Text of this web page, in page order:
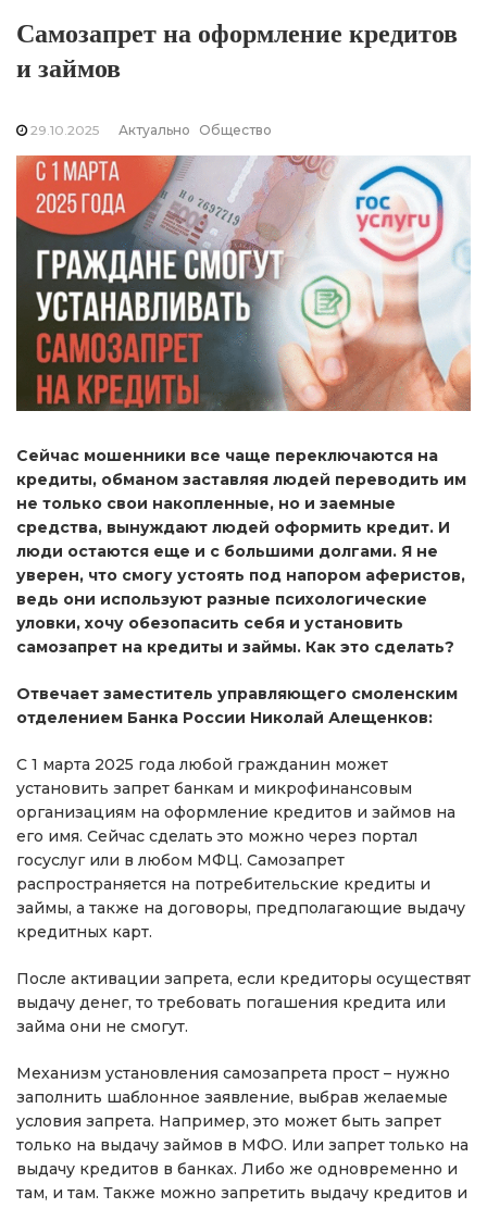
Самозапрет на оформление кредитов
и займов
29.10.2025 Актуально Общество
Сейчас мошенники все чаще переключаются на
кредиты, обманом заставляя людей переводить им
не только свои накопленные, но и заемные
средства, вынуждают людей оформить кредит. И
люди остаются еще и с большими долгами. Я не
уверен, что смогу устоять под напором аферистов,
ведь они используют разные психологические
уловки, хочу обезопасить себя и установить
самозапрет на кредиты и займы. Как это сделать?
Отвечает заместитель управляющего смоленским
отделением Банка России Николай Алещенков:
С 1 марта 2025 года любой гражданин может
установить запрет банкам и микрофинансовым
организациям на оформление кредитов и займов на
его имя. Сейчас сделать это можно через портал
госуслуг или в любом МФЦ. Самозапрет
распространяется на потребительские кредиты и
займы, а также на договоры, предполагающие выдачу
кредитных карт.
После активации запрета, если кредиторы осуществят
выдачу денег, то требовать погашения кредита или
займа они не смогут.
Механизм установления самозапрета прост – нужно
заполнить шаблонное заявление, выбрав желаемые
условия запрета. Например, это может быть запрет
только на выдачу займов в МФО. Или запрет только на
выдачу кредитов в банках. Либо же одновременно и
там, и там. Также можно запретить выдачу кредитов и